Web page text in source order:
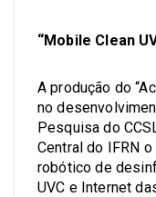
“Mobile Clean
A produção do
no
Pesquisa do
Central do IFRN
robótico de
UVC e Internet